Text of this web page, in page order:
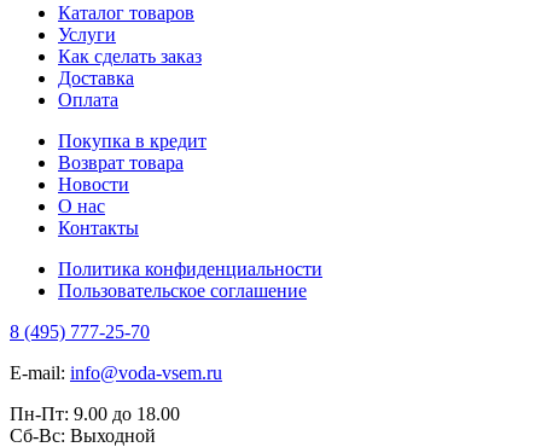
Каталог товаров
Услуги
Как сделать заказ
Доставка
Оплата
Покупка в кредит
Возврат товара
Новости
О нас
Контакты
Политика конфиденциальности
Пользовательское соглашение
8 (495) 777-25-70
E-mail: info@voda-vsem.ru
Пн-Пт: 9.00 до 18.00
Сб-Вс: Выходной